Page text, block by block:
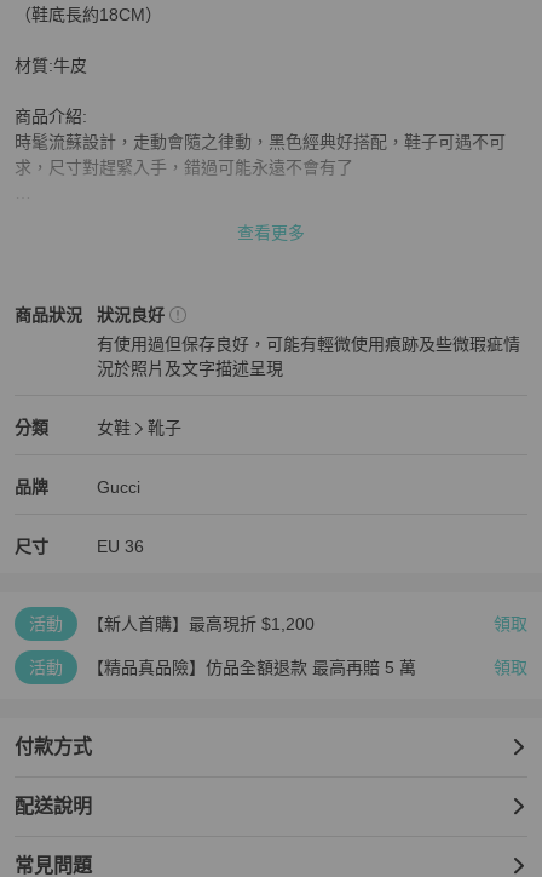
（鞋底長約18CM）
材質:牛皮
商品介紹:
時髦流蘇設計，走動會隨之律動，黑色經典好搭配，鞋子可遇不可
求，尺寸對趕緊入手，錯過可能永遠不會有了
象，可正常使用沒有問題，照片都有拍出，請放大檢查照片，售完即
二手程度:75%［B級］
‼️因每個人新舊判定皆不同，請以實際照片為主，故僅作參考‼️
★此為二手鞋，一定會有使用痕跡，已盡力多照片拍出商品原貌，但
購買！避免浪費彼此時間，謝謝🫸🫷
查看更多
商品狀況
Gucci女鞋 商品狀態與細節
狀況良好
有使用過但保存良好，可能有輕微使用痕跡及些微瑕疵情
況於照片及文字描述呈現
分類
Gucci 分類資訊
女鞋
靴子
品牌
Gucci 女鞋品牌介紹
Gucci
Gucci 推薦清單
尺寸 EU 36
活動 【新人首購】最高現折 $1,200 領取
活動 【精品真品險】仿品全額退款 最高再賠 5 萬 領取
付款方式
配送說明
常見問題